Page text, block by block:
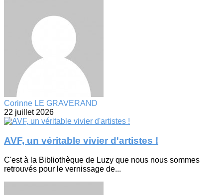
Corinne LE GRAVERAND
22 juillet 2026
AVF, un véritable vivier d'artistes !
C'est à la Bibliothèque de Luzy que nous nous sommes
retrouvés pour le vernissage de...